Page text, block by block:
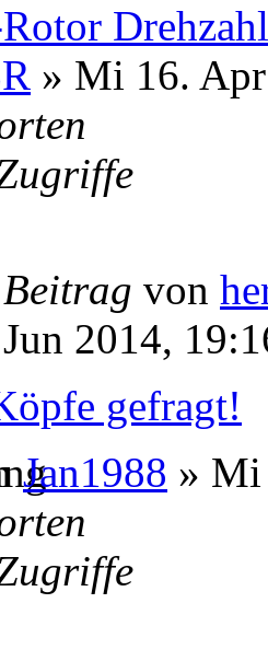
» Mi 16.
von
2014,
gefragt!
Jan1988 » Mi